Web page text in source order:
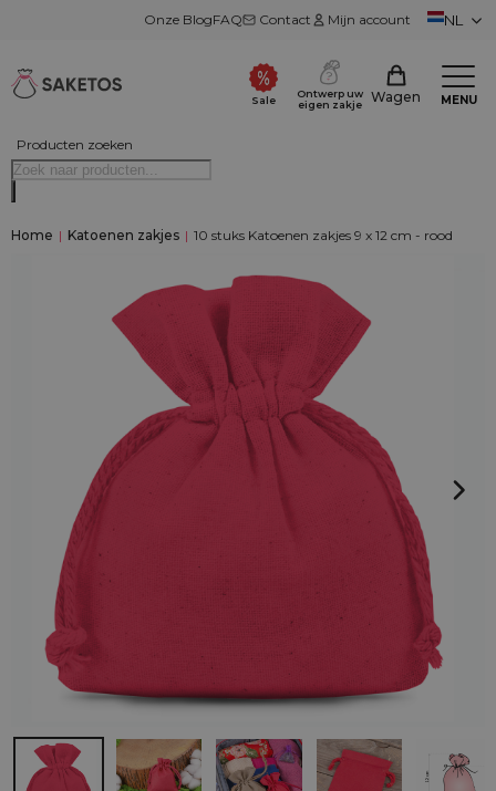
Onze BlogFAQ Contact Mijn account NL
Producten zoeken
Sale
Ontwerp uw
eigen zakje
Wagen MENU
Home | Katoenen zakjes | 10 stuks Katoenen zakjes 9 x 12 cm - rood